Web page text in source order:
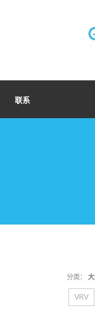
联系
分类：
VRV